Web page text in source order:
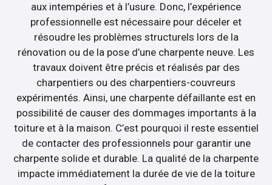
aux intempéries et à l’usure. Donc, l’expérience
professionnelle est nécessaire pour déceler et
résoudre les problèmes structurels lors de la
rénovation ou de la pose d’une charpente neuve. Les
travaux doivent être précis et réalisés par des
charpentiers ou des charpentiers-couvreurs
expérimentés. Ainsi, une charpente défaillante est en
possibilité de causer des dommages importants à la
toiture et à la maison. C’est pourquoi il reste essentiel
de contacter des professionnels pour garantir une
charpente solide et durable. La qualité de la charpente
impacte immédiatement la durée de vie de la toiture